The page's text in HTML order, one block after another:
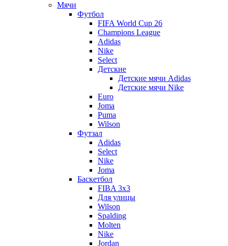
Мячи
Футбол
FIFA World Cup 26
Champions League
Adidas
Nike
Select
Детские
Детские мячи Adidas
Детские мячи Nike
Euro
Joma
Puma
Wilson
Футзал
Adidas
Select
Nike
Joma
Баскетбол
FIBA 3x3
Для улицы
Wilson
Spalding
Molten
Nike
Jordan